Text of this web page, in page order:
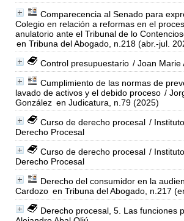
Comparecencia al Senado para
Colegio en relación a reformas en el
anulatorio ante el Tribunal de lo
en Tribuna del Abogado, n.218 (abr.-jul.
Control presupuestario / Joan Marie
Cumplimiento de las normas de
lavado de activos y el debido proceso /
González en Judicatura, n.79 (2025)
Curso de derecho procesal /
Derecho Procesal
Curso de derecho procesal /
Derecho Procesal
Derecho del consumidor en la
Cardozo en Tribuna del Abogado, n.217
Derecho procesal, 5. Las funciones